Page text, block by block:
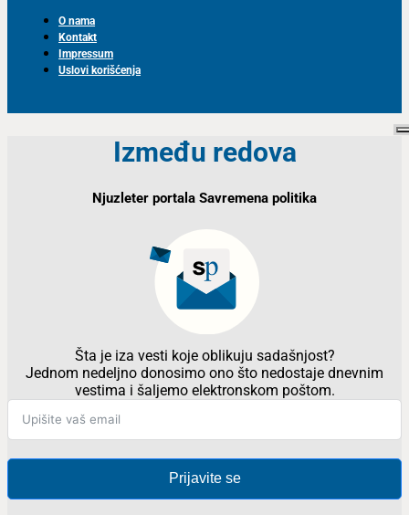
O nama
Kontakt
Impressum
Uslovi korišćenja
Između redova
Njuzleter portala Savremena politika
Šta je iza vesti koje oblikuju sadašnjost?
Jednom nedeljno donosimo ono što nedostaje dnevnim
vestima i šaljemo elektronskom poštom.
Prijavite se